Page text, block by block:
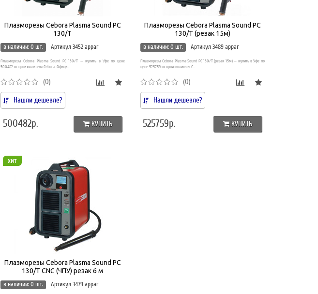
Плазморезы Cebora Plasma Sound PC
130/T
в наличии: 0 шт.
Артикул 3452 appar
Плазморезы Cebora Plasma Sound PC 130/T — купить в Уфе по цене
500482 от производителя Cebora. Офици..
(0)
Нашли дешевле?
500482р. КУПИТЬ
Плазморезы Cebora Plasma Sound PC
130/T (резак 15м)
в наличии: 0 шт.
Артикул 3489 appar
Плазморезы Cebora Plasma Sound PC 130/T (резак 15м) — купить в Уфе по
цене 525759 от производителя C..
(0)
Нашли дешевле?
525759р. КУПИТЬ
хит
Плазморезы Cebora Plasma Sound PC
130/T CNC (ЧПУ) резак 6 м
в наличии: 0 шт.
Артикул 3479 appar